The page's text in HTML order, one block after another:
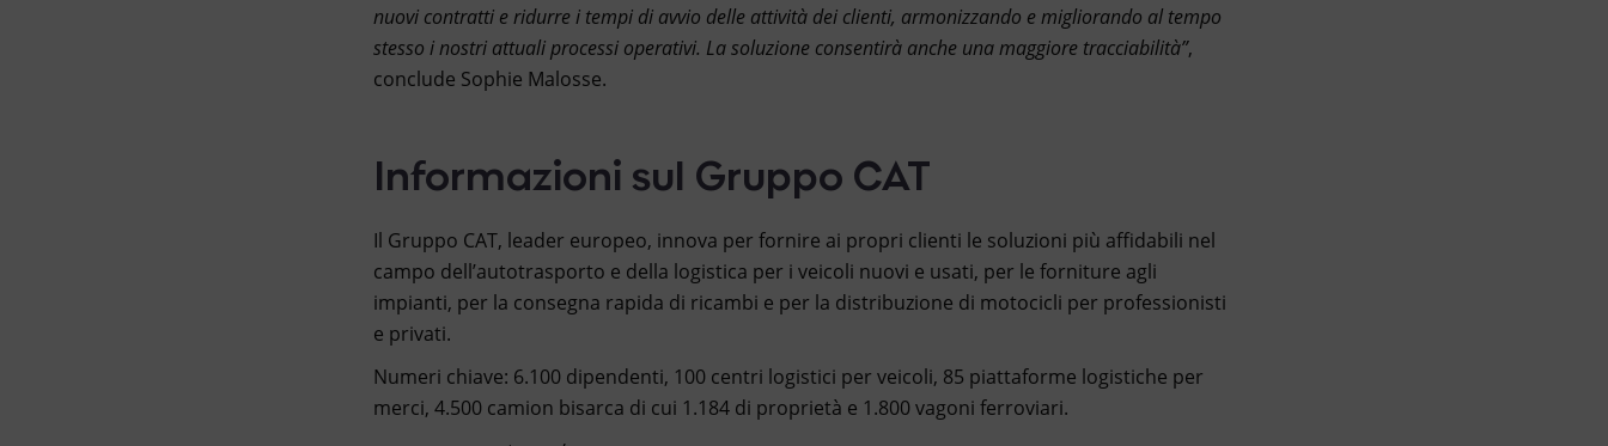
nuovi contratti e ridurre i tempi di avvio delle attività dei clienti, armonizzando e migliorando al tempo
stesso i nostri attuali processi operativi. La soluzione consentirà anche una maggiore tracciabilità”,
conclude Sophie Malosse.
Informazioni sul Gruppo CAT
Il Gruppo CAT, leader europeo, innova per fornire ai propri clienti le soluzioni più affidabili nel
campo dell’autotrasporto e della logistica per i veicoli nuovi e usati, per le forniture agli
impianti, per la consegna rapida di ricambi e per la distribuzione di motocicli per professionisti
e privati.
Numeri chiave: 6.100 dipendenti, 100 centri logistici per veicoli, 85 piattaforme logistiche per
merci, 4.500 camion bisarca di cui 1.184 di proprietà e 1.800 vagoni ferroviari.